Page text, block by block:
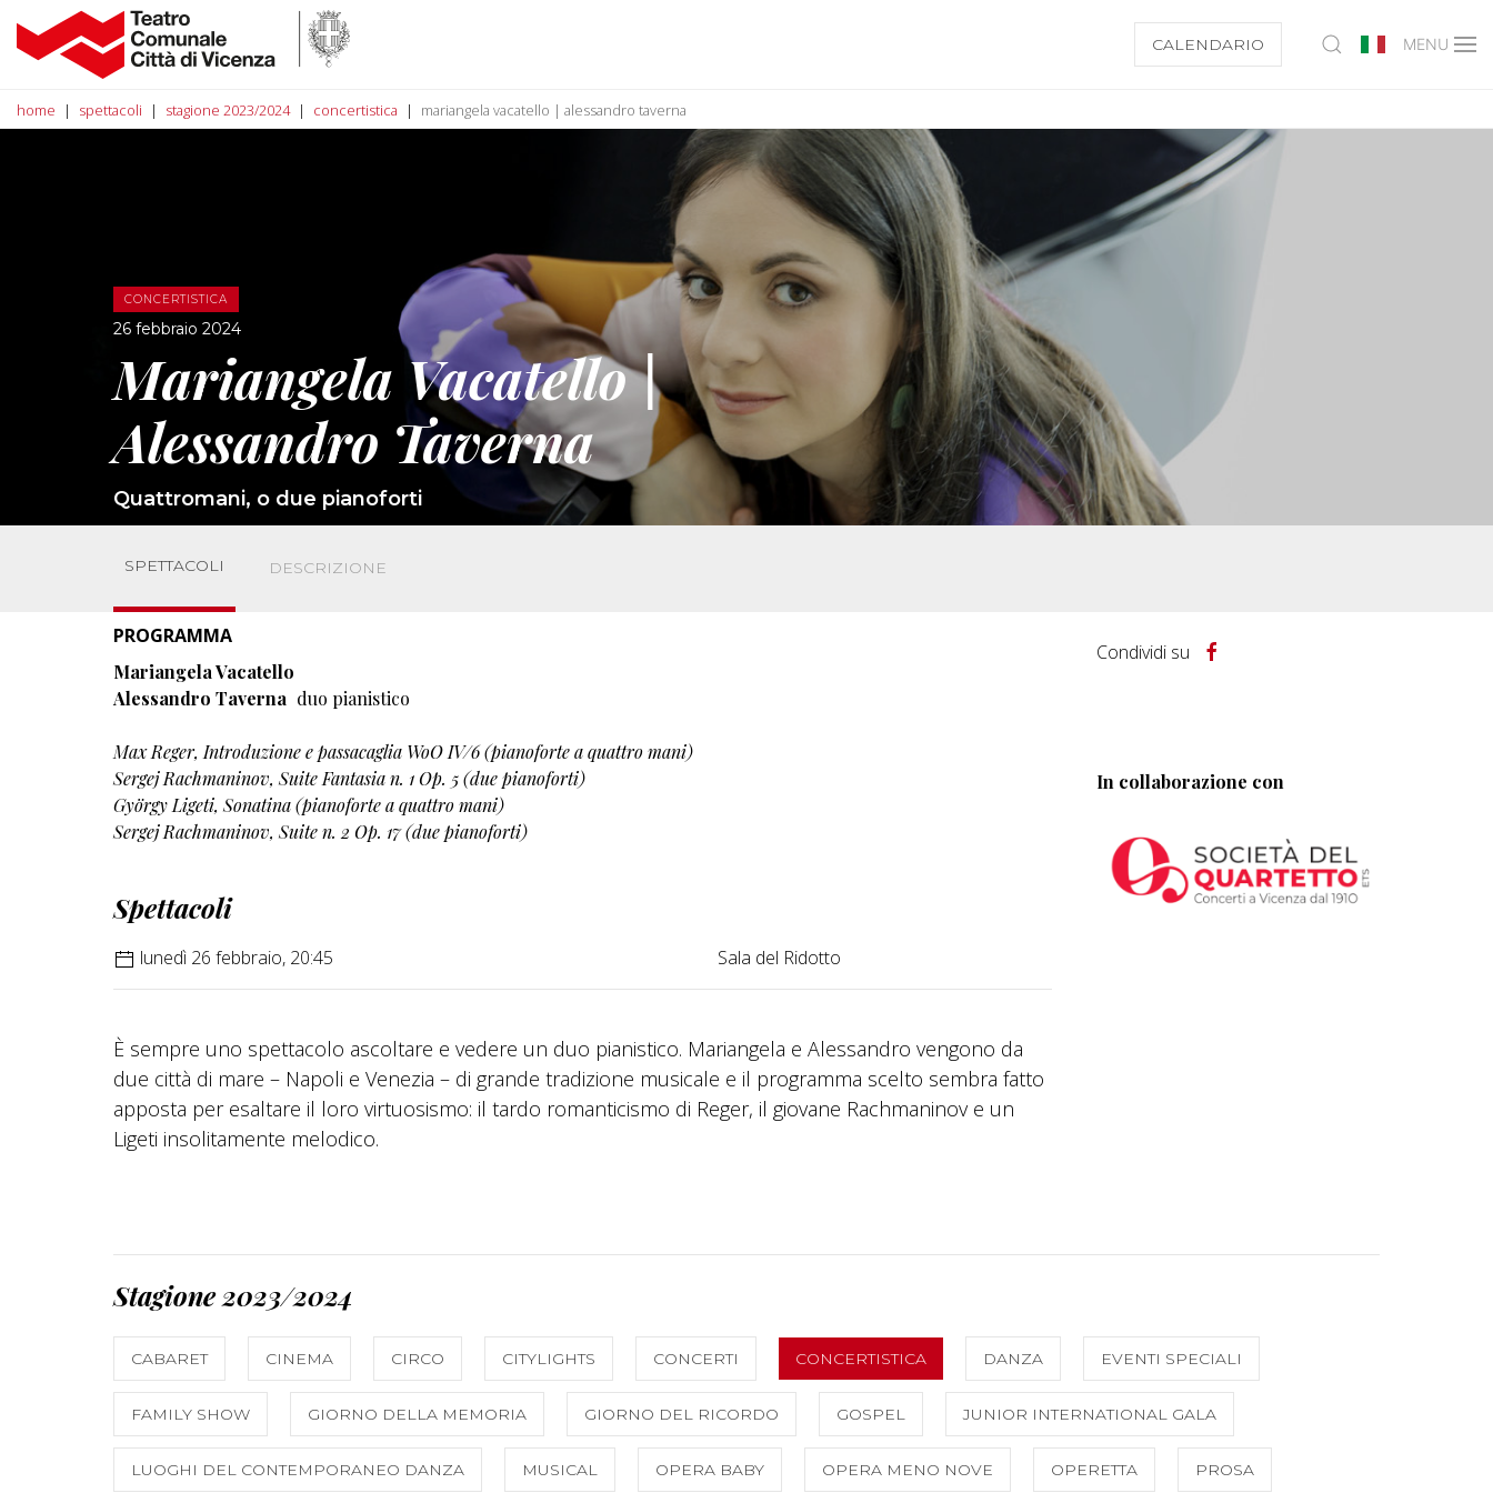
CALENDARIO MENU
home spettacoli stagione 2023/2024 concertistica mariangela vacatello | alessandro taverna
CONCERTISTICA
26 febbraio 2024
Mariangela Vacatello |
Alessandro Taverna
Quattromani, o due pianoforti
SPETTACOLI DESCRIZIONE
PROGRAMMA
Mariangela Vacatello
Alessandro Taverna duo pianistico
Max Reger, Introduzione e passacaglia WoO IV/6 (pianoforte a quattro mani)
Sergej Rachmaninov, Suite Fantasia n. 1 Op. 5 (due pianoforti)
György Ligeti, Sonatina (pianoforte a quattro mani)
Sergej Rachmaninov, Suite n. 2 Op. 17 (due pianoforti)
Spettacoli
lunedì 26 febbraio, 20:45 Sala del Ridotto
È sempre uno spettacolo ascoltare e vedere un duo pianistico. Mariangela e Alessandro vengono da
due città di mare – Napoli e Venezia – di grande tradizione musicale e il programma scelto sembra fatto
apposta per esaltare il loro virtuosismo: il tardo romanticismo di Reger, il giovane Rachmaninov e un
Ligeti insolitamente melodico.
Condividi su
In collaborazione con
Stagione 2023/2024
CABARET CINEMA CIRCO CITYLIGHTS CONCERTI CONCERTISTICA DANZA EVENTI SPECIALI
FAMILY SHOW GIORNO DELLA MEMORIA GIORNO DEL RICORDO GOSPEL JUNIOR INTERNATIONAL GALA
LUOGHI DEL CONTEMPORANEO DANZA MUSICAL OPERA BABY OPERA MENO NOVE OPERETTA PROSA